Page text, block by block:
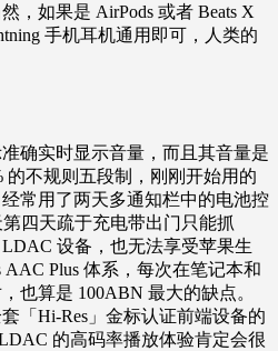
，如果是 AirPods 或者 Beats X
手机耳机通用即可，人类的
确实时显示音量，而且其音量是
的不规则五段制，刚刚开始用的
常用了两天多通知栏中的电池控
四天疏于充电带出门只能抓
设备，也无法享受苹果生
AAC Plus 体系，每次在笔记本和
也算是 100ABN 最大的缺点。
「Hi-Res」金标认证前端设备的
的高码率播放体验肯定会很